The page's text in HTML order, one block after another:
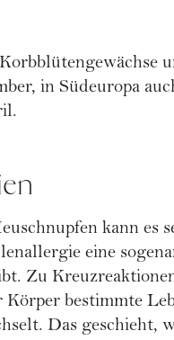
in Südeuropa
kann es
eine
Zu
Körper bestimmte
Das geschieht,